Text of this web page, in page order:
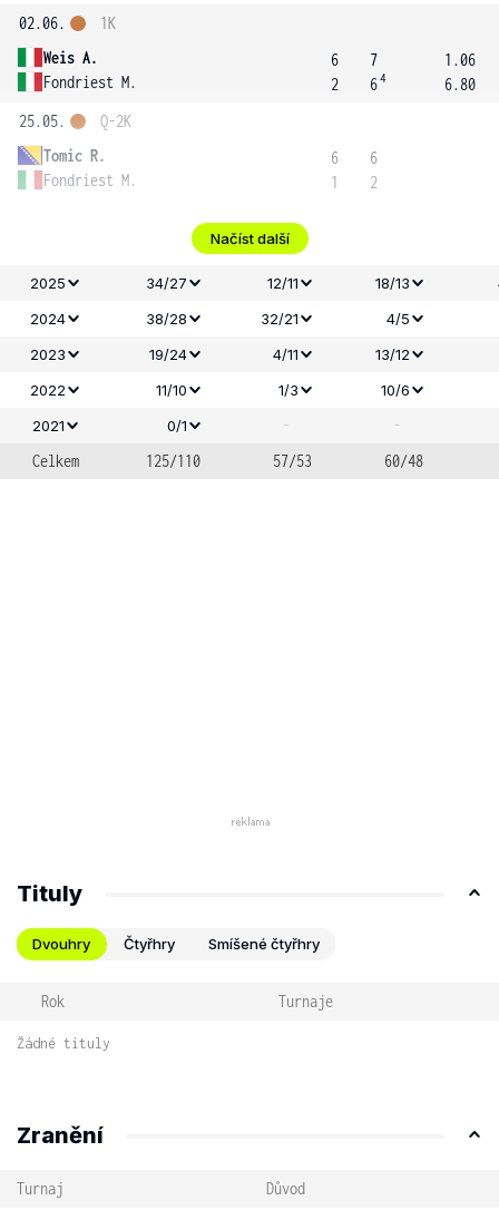
02.06.
Weis A.
Fondriest M.
1K
6
2
7
64
1.06
6.80
25.05.
Tomic R.
Fondriest M.
Q-2K
6
1
6
2
Načíst další
2025 34/27 12/11 18/13
2024
38/28 32/21 4/5
2023
19/24 4/11
13/12
2022
11/10 1/3
10/6
2021
0/1 -
-
Celkem
125/110 57/53 60/48
Tituly
Dvouhry Čtyřhry Smíšené čtyřhry
Rok Turnaje
Žádné tituly
Zranění
Turnaj Důvod